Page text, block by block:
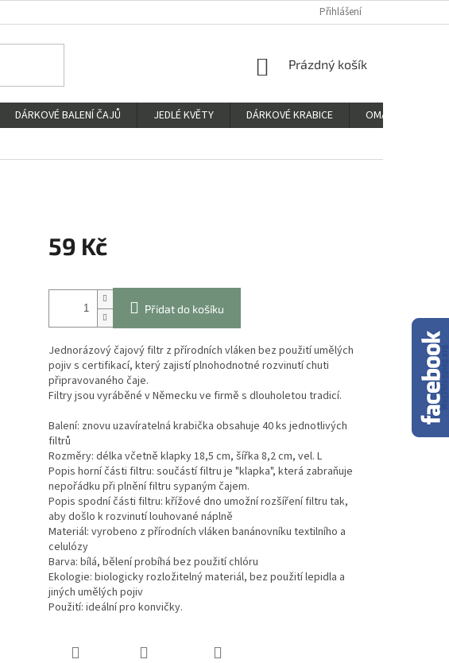
Přihlášení
NÁKUPNÍ
Prázdný košík
DÁRKOVÉ BALENÍ ČAJŮ JEDLÉ KVĚTY DÁRKOVÉ KRABICE
OMALOVÁNKY
59 Kč
cena:
Přidat do košíku
Jednorázový čajový filtr z přírodních vláken bez použití umělých
pojiv s certifikací, který zajistí plnohodnotné rozvinutí chuti
připravovaného čaje.
Filtry jsou vyráběné v Německu ve firmě s dlouholetou tradicí.
Balení: znovu uzavíratelná krabička obsahuje 40 ks jednotlivých
filtrů
Rozměry: délka včetně klapky 18,5 cm, šířka 8,2 cm, vel. L
Popis horní části filtru: součástí filtru je "klapka", která zabraňuje
nepořádku při plnění filtru sypaným čajem.
Popis spodní části filtru: křížové dno umožní rozšíření filtru tak,
aby došlo k rozvinutí louhované náplně
Materiál: vyrobeno z přírodních vláken banánovníku textilního a
celulózy
Barva: bílá, bělení probíhá bez použití chlóru
Ekologie: biologicky rozložitelný materiál, bez použití lepidla a
jiných umělých pojiv
Použití: ideální pro konvičky.